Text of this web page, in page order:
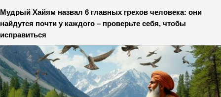
Мудрый Хайям назвал 6 главных грехов человека: они
найдутся почти у каждого – проверьте себя, чтобы
исправиться